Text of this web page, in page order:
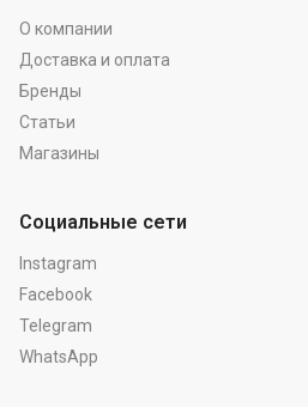
О компании
Доставка и оплата
Бренды
Статьи
Магазины
Социальные сети
Instagram
Facebook
Telegram
WhatsApp